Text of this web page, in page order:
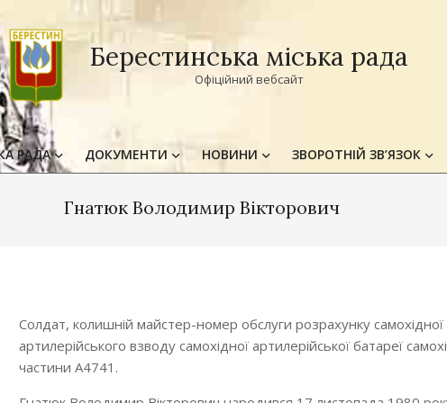
Берестинська міська рада
Офіційний вебсайт
Primary
Menu
РАДА ДОКУМЕНТИ НОВИНИ ЗВОРОТНІЙ ЗВ’ЯЗОК
Гнатюк Володимир Вікторович
Солдат, колишній майстер-номер обслуги розрахунку
артилерійського взводу самохідної артилерійської батареї
частини А4741.